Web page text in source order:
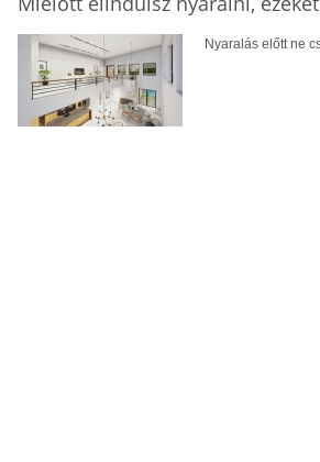
Nyaralás előtt ne